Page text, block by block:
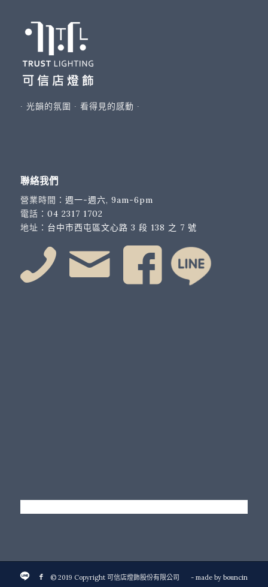
∙ 光韻的氛圍 ∙ 看得見的感動 ∙
聯絡我們
營業時間： 週一-週六, 9am-6pm
電話： 04 2317 1702
地址： 台中市西屯區文心路 3 段 138 之 7 號
© 2019 Copyright 可信店燈飾股份有限公司 - made bybouncin